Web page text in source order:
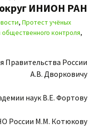
ИНИОН РАН
, Протест учёных
контроля,
Правительства России
А.В. Дворковичу
наук В.Е. Фортову
России М.М. Котюкову